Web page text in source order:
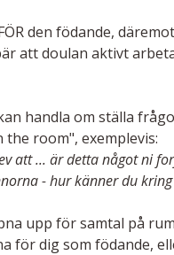
den födande,
att doulan aktivt
handla om ställa
room", exemplevis:
att ... är detta något ni
- hur känner du
upp för samtal på
för dig som födande,